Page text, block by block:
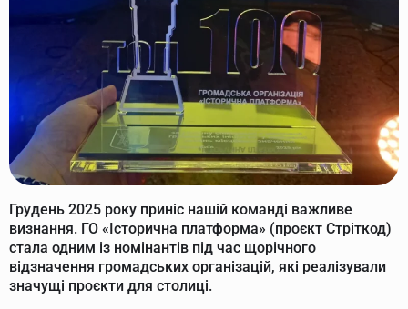
Грудень 2025 року приніс нашій команді важливе
визнання. ГО «Історична платформа» (проєкт Стріткод)
стала одним із номінантів під час щорічного
відзначення громадських організацій, які реалізували
значущі проєкти для столиці.